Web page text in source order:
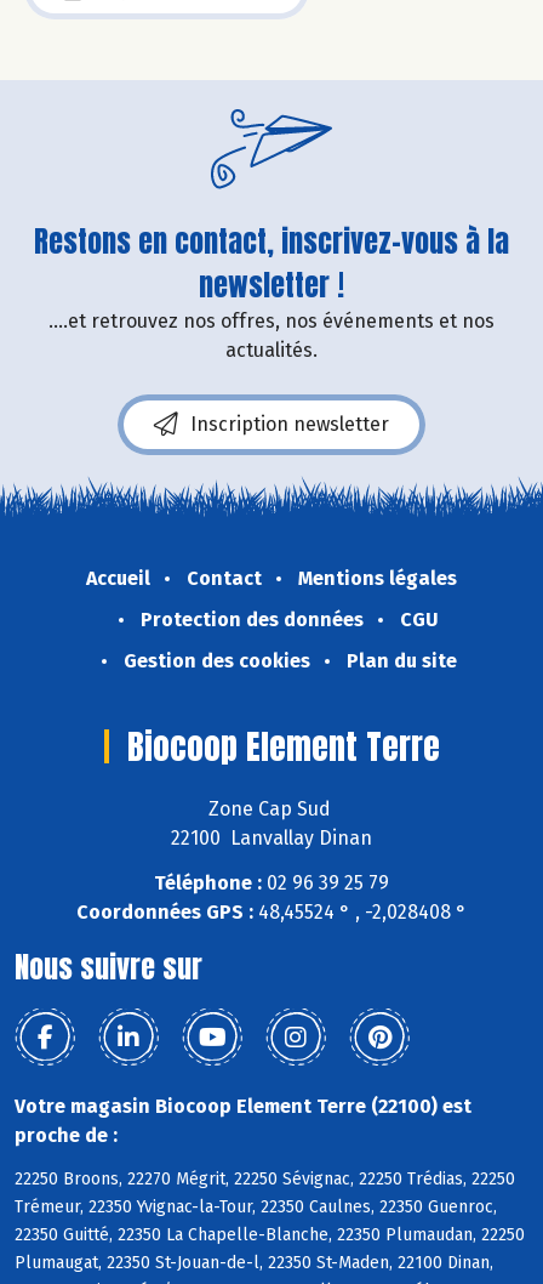
Restons en contact, inscrivez-vous à la
newsletter !
....et retrouvez nos offres, nos événements et nos
actualités.
Inscription newsletter
Accueil Contact
Mentions légales
Protection des données
CGU
Gestion des cookies
Plan du site
Biocoop Element Terre
Zone Cap Sud
22100 Lanvallay Dinan
Téléphone : 02 96 39 25 79
Coordonnées GPS : 48,45524 ° , -2,028408 °
Nous suivre sur
Votre magasin Biocoop Element Terre (22100) est
proche de :
22250 Broons, 22270 Mégrit, 22250 Sévignac, 22250 Trédias, 22250
Trémeur, 22350 Yvignac-la-Tour, 22350 Caulnes, 22350 Guenroc,
22350 Guitté, 22350 La Chapelle-Blanche, 22350 Plumaudan, 22250
Plumaugat, 22350 St-Jouan-de-l, 22350 St-Maden, 22100 Dinan,